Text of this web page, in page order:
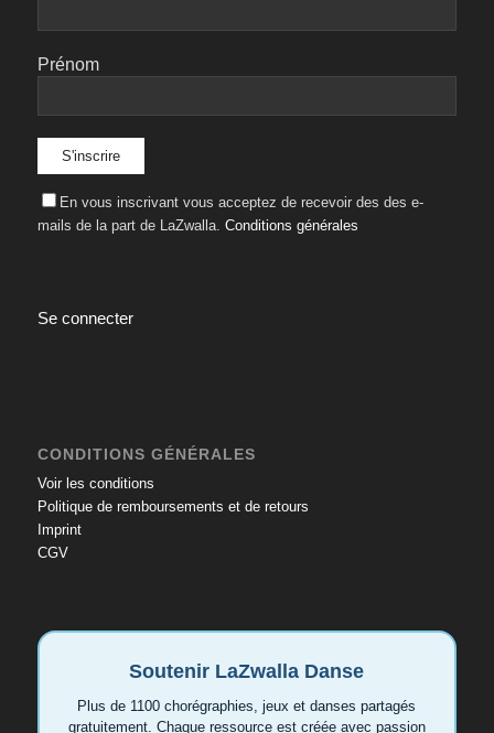
Prénom
En vous inscrivant vous acceptez de recevoir des des e-
mails de la part de LaZwalla. Conditions générales
Se connecter
CONDITIONS GÉNÉRALES
Voir les conditions
Politique de remboursements et de retours
Imprint
CGV
Soutenir LaZwalla Danse
Plus de 1100 chorégraphies, jeux et danses partagés
gratuitement. Chaque ressource est créée avec passion